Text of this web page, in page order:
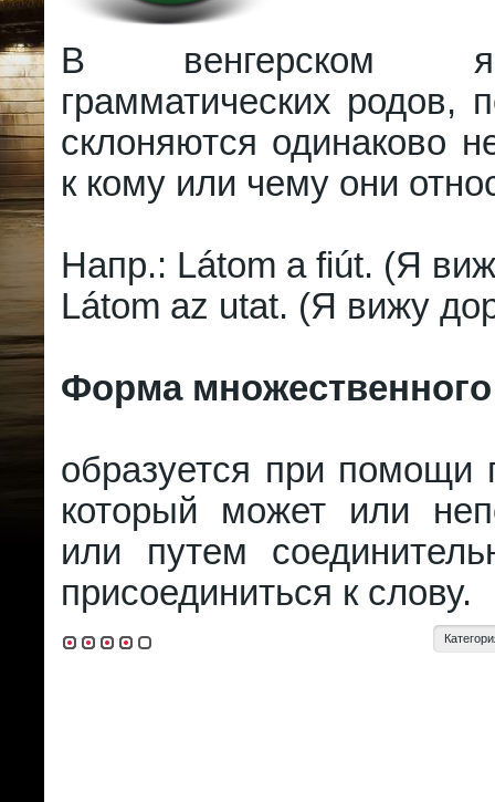
В венгерском
грамматических родов,
склоняются одинаково
к кому или чему они
Напр.: Látom a fiút. (Я
Látom az utat. (Я вижу
Форма
образуется при помощи
который может или
или путем
присоединиться к слову.